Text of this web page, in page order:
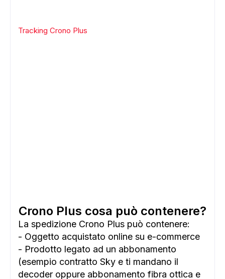
Tracking Crono Plus
Crono Plus cosa può contenere?
La spedizione Crono Plus può contenere:
- Oggetto acquistato online su e-commerce
- Prodotto legato ad un abbonamento
(esempio contratto Sky e ti mandano il
decoder oppure abbonamento fibra ottica e